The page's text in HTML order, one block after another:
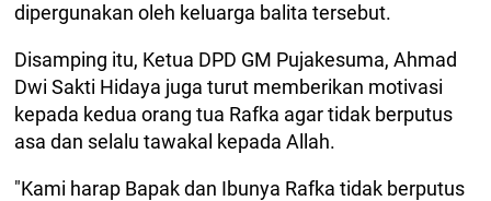
dipergunakan oleh keluarga balita tersebut.
Disamping itu, Ketua DPD GM Pujakesuma, Ahmad
Dwi Sakti Hidaya juga turut memberikan motivasi
kepada kedua orang tua Rafka agar tidak berputus
asa dan selalu tawakal kepada Allah.
"Kami harap Bapak dan Ibunya Rafka tidak berputus